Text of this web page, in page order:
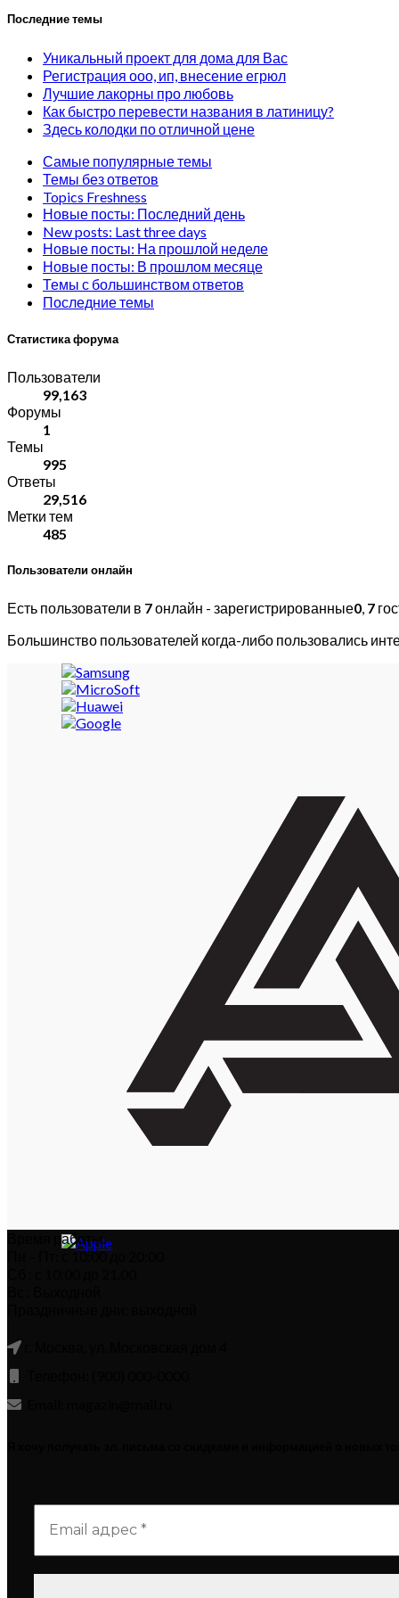
Последние темы
Уникальный проект для дома для Вас
Регистрация ооо, ип, внесение егрюл
Лучшие лакорны про любовь
Как быстро перевести названия в латиницу?
Здесь колодки по отличной цене
Самые популярные темы
Темы без ответов
Topics Freshness
Новые посты: Последний день
New posts: Last three days
Новые посты: На прошлой неделе
Новые посты: В прошлом месяце
Темы с большинством ответов
Последние темы
Статистика форума
Пользователи
99,163
Форумы
1
Темы
995
Ответы
29,516
Метки тем
485
Пользователи онлайн
Есть пользователи в 7онлайн - зарегистрированные0, 7
Большинство пользователей когда-либо пользовались
Время работы:
Пн – Пт: с 10:00 до 20:00